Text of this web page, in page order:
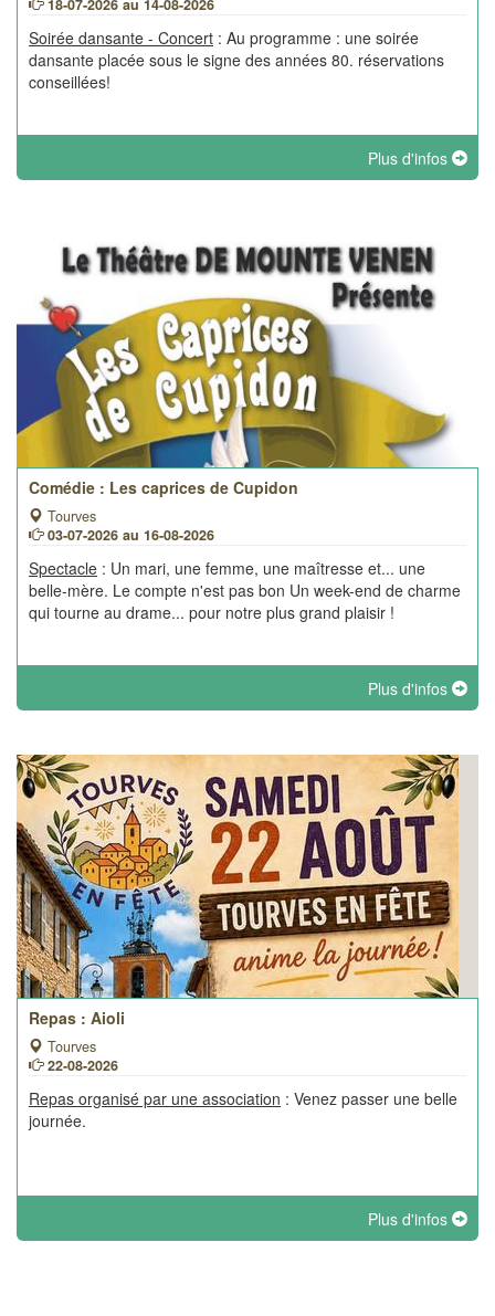
18-07-2026 au 14-08-2026
Soirée dansante - Concert : Au programme : une soirée
dansante placée sous le signe des années 80. réservations
conseillées!
Plus d'infos
Comédie : Les caprices de Cupidon
Tourves
03-07-2026 au 16-08-2026
Spectacle : Un mari, une femme, une maîtresse et... une
belle-mère. Le compte n'est pas bon Un week-end de charme
qui tourne au drame... pour notre plus grand plaisir !
Plus d'infos
Repas : Aioli
Tourves
22-08-2026
Repas organisé par une association : Venez passer une belle
journée.
Plus d'infos